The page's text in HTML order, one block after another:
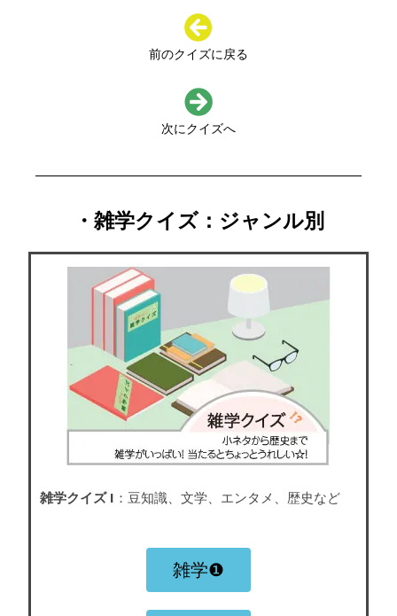
前のクイズに戻る
次にクイズへ
・雑学クイズ：ジャンル別
雑学クイズ I ：豆知識、文学、エンタメ、歴史など
雑学❶